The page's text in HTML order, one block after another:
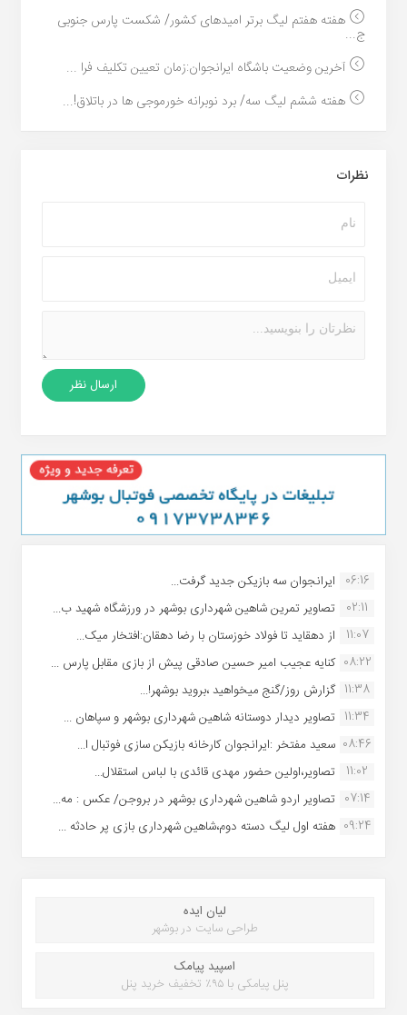
هفته هفتم لیگ برتر امیدهای کشور/ شکست پارس جنوبی
ج...
آخرین وضعیت باشگاه ایرانجوان:زمان تعیین تکلیف فرا ...
هفته ششم لیگ سه/ برد نوبرانه خورموجی ها در باتلاق!...
نظرات
06:16 ایرانجوان سه بازیکن جدید گرفت...
02:11
تصاویر تمرین شاهین شهردارى بوشهر در ورزشگاه شهید ب...
11:07
از دهقاید تا فولاد خوزستان با رضا دهقان:افتخار میک...
08:22 کنایه عجیب امیر حسین صادقی پیش از بازی مقابل پارس ...
11:38 گزارش روز/گنج میخواهید ،بروید بوشهر!...
11:34 تصاویر دیدار دوستانه شاهین شهردارى بوشهر و سپاهان ...
08:46 سعید مفتخر :ایرانجوان کارخانه بازیکن سازی فوتبال ا...
11:02
تصاویر،اولین حضور مهدی قائدی با لباس استقلال...
07:14 تصاویر اردو شاهین شهرداری بوشهر در بروجن/ عکس : مه...
09:24 هفته اول لیگ دسته دوم،شاهین شهرداری بازی پر حادثه ...
لیان ایده
طراحی سایت در بوشهر
اسپید پیامک
پنل پیامکی با ۹۵٪ تخفیف خرید پنل